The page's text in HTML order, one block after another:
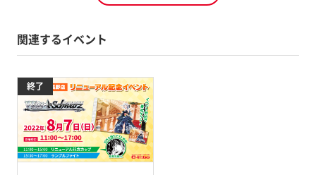
関連するイベント
終了